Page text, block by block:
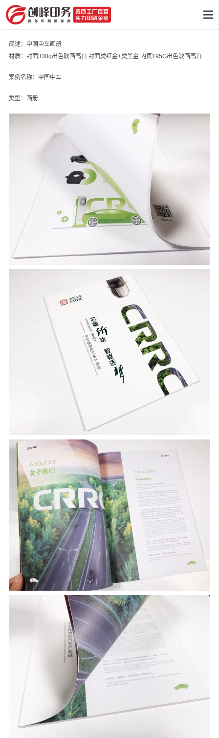
简述：中国中车画册
材质：封面330g出色映画高白 封面烫红金+烫黑金 内页195G出色映画高白
案例名称：中国中车
类型：画册